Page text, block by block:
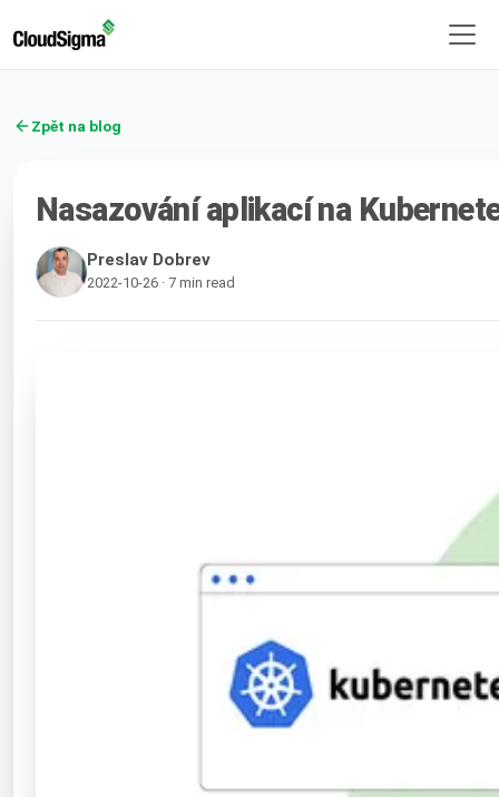
Zpět na blog
Nasazování aplikací na
Preslav Dobrev
2022-10-26 · 7 min read